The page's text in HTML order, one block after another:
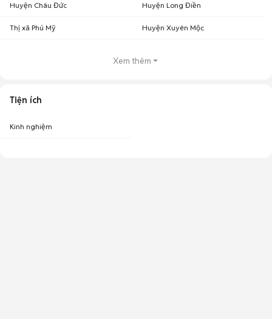
Huyện Châu Đức Huyện Long Điền
Thị xã Phú Mỹ Huyện Xuyên Mộc
Xem thêm
Tiện ích
Kinh nghiệm